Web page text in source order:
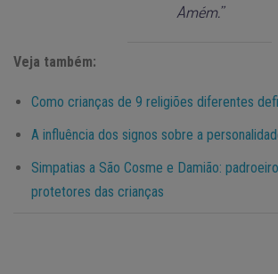
Amém.”
Veja também:
Como crianças de 9 religiões diferentes
A influência dos signos sobre a
Simpatias a São Cosme e Damião:
protetores das crianças